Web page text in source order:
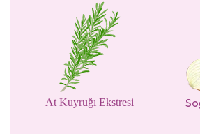
At Kuyruğı Ekstresi